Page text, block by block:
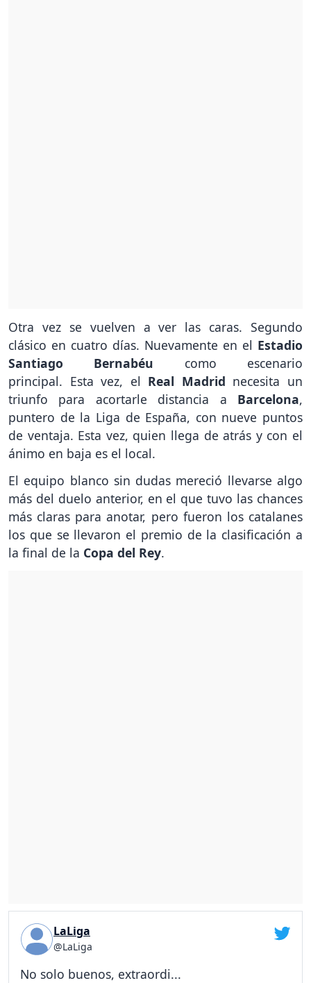
Otra vez se vuelven a ver las caras. Segundo
clásico en cuatro días. Nuevamente en el Estadio
Santiago Bernabéu como escenario
principal. Esta vez, el Real Madrid necesita un
triunfo para acortarle distancia a Barcelona,
puntero de la Liga de España, con nueve puntos
de ventaja. Esta vez, quien llega de atrás y con el
ánimo en baja es el local.
El equipo blanco sin dudas mereció llevarse algo
más del duelo anterior, en el que tuvo las chances
más claras para anotar, pero fueron los catalanes
los que se llevaron el premio de la clasificación a
la final de la Copa del Rey.
LaLiga
@LaLiga
No solo buenos, extraordi...